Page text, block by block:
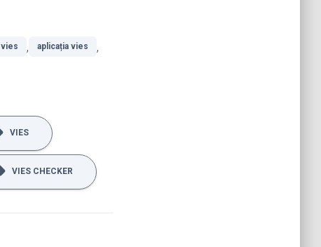
vies , aplicația vies ,
VIES
VIES CHECKER